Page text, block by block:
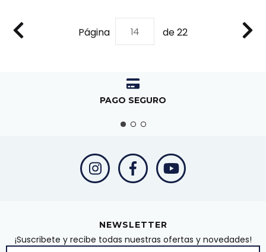
Página de 22
PAGO SEGURO
NEWSLETTER
¡Suscribete y recibe todas nuestras ofertas y novedades!